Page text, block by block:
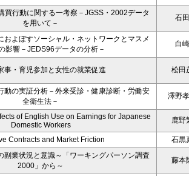
買行動に関する一考察－JGSS・2002データ
を用いて－
石
およぼすソーシャル・ネットワークとマスメ
影響－JEDS96データの分析－
白
事・育児参加と女性の就業促進 松田
動の実証分析－外来受診・健康診断・労働安
全衛生法－
澤野
of English Use on Earnings for Japanese
Domestic Workers
鹿野
Contracts and Market Friction
石黒
副業状況と意識～「ワーキングパーソン調査
2000」から～
藤本